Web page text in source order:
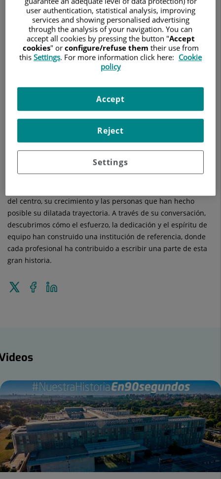
HOSPITAL UNIVERSITARIO FUNDACIÓN JIMÉNEZ DÍAZ
En el último episodio del proyecto audiovisual ‘Futuro de
nuestra historia’ del Hospital Universitario Fundación Jiménez
Díaz, rendimos homenaje a casi un siglo de compromiso,
innovación y humanidad. Rosa Menéndez, secretaria de
Gerencia, y Luis Galán, exdirector del Departamento de
Personal, comparten sus vivencias y recuerdos de varias
del centro, su crecimiento y las personas que han hecho
posible su dilatada trayectoria. A través de su conversación,
descubrimos cómo el esfuerzo, la dedicación y el espíritu de
equipo han construido una institución de referencia, donde
cada profesional ha contribuido a escribir una parte de esta
gran historia.
Tweet
this
Share
on
user authentication, statistical analysis, improving
services and showing personalised advertising
through the analysis of your navigation. You can
accept all cookies by pressing the button "Accept
cookies" or configure/refuse them their use from
this Settings. For more information click here: Cookie
policy
Settings
Reject
Accept